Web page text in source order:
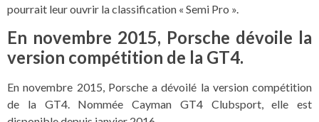
pourrait leur ouvrir la classification « Semi Pro ».
En novembre 2015, Porsche dévoile la
version compétition de la GT4.
En novembre 2015, Porsche a dévoilé la version compétition
de la GT4. Nommée Cayman GT4 Clubsport, elle est